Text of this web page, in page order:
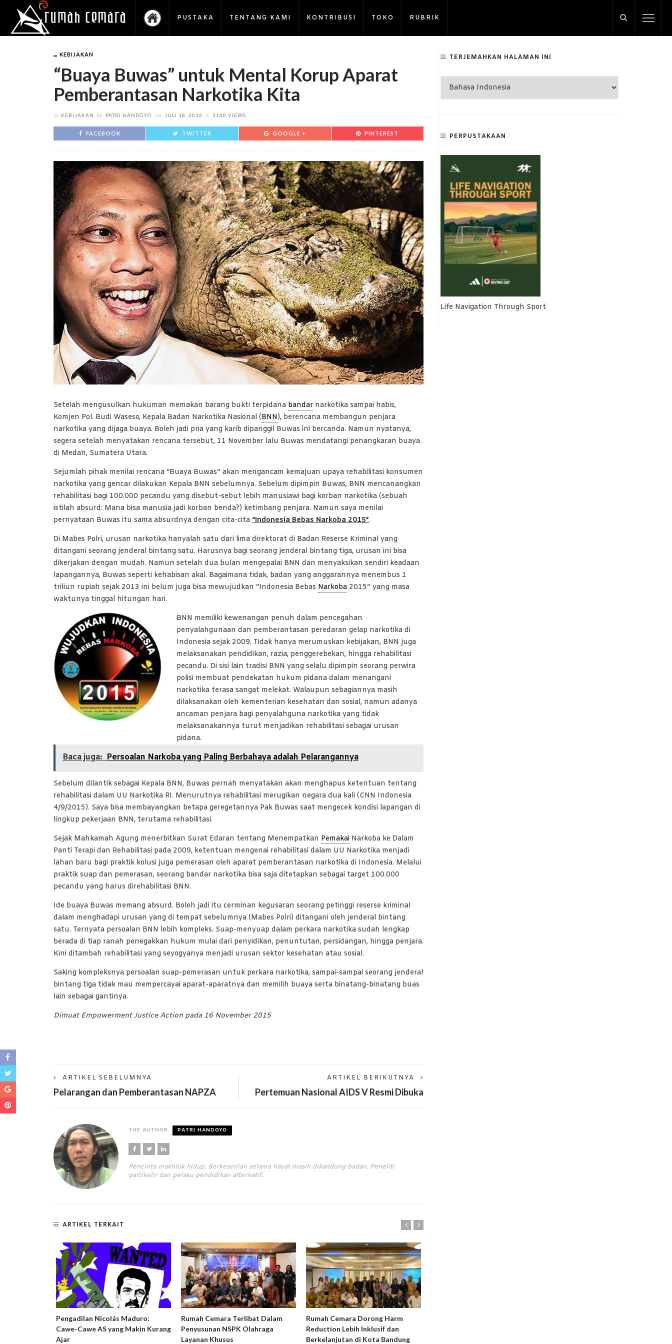
PUSTAKA TENTANG KAMI KONTRIBUSI TOKO RUBRIK
KEBIJAKAN
“Buaya Buwas” untuk Mental Korup Aparat
Pemberantasan Narkotika Kita
KEBIJAKAN by PATRI HANDOYO on JULI 18, 2016 3160 VIEWS
FACEBOOK TWITTER GOOGLE + PINTEREST
Setelah mengusulkan hukuman memakan barang bukti terpidana bandar narkotika sampai habis,
Komjen Pol. Budi Waseso, Kepala Badan Narkotika Nasional (BNN), berencana membangun penjara
narkotika yang dijaga buaya. Boleh jadi pria yang karib dipanggil Buwas ini bercanda. Namun nyatanya,
segera setelah menyatakan rencana tersebut, 11 November lalu Buwas mendatangi penangkaran buaya
di Medan, Sumatera Utara.
Sejumlah pihak menilai rencana “Buaya Buwas” akan mengancam kemajuan upaya rehabilitasi konsumen
narkotika yang gencar dilakukan Kepala BNN sebelumnya. Sebelum dipimpin Buwas, BNN mencanangkan
rehabilitasi bagi 100.000 pecandu yang disebut-sebut lebih manusiawi bagi korban narkotika (sebuah
istilah absurd: Mana bisa manusia jadi korban benda?) ketimbang penjara. Namun saya menilai
pernyataan Buwas itu sama absurdnya dengan cita-cita “Indonesia Bebas Narkoba 2015”.
Di Mabes Polri, urusan narkotika hanyalah satu dari lima direktorat di Badan Reserse Kriminal yang
ditangani seorang jenderal bintang satu. Harusnya bagi seorang jenderal bintang tiga, urusan ini bisa
dikerjakan dengan mudah. Namun setelah dua bulan mengepalai BNN dan menyaksikan sendiri keadaan
lapangannya, Buwas seperti kehabisan akal. Bagaimana tidak, badan yang anggarannya menembus 1
triliun rupiah sejak 2013 ini belum juga bisa mewujudkan “Indonesia Bebas Narkoba 2015” yang masa
waktunya tinggal hitungan hari.
BNN memiliki kewenangan penuh dalam pencegahan
penyalahgunaan dan pemberantasan peredaran gelap narkotika di
Indonesia sejak 2009. Tidak hanya merumuskan kebijakan, BNN juga
melaksanakan pendidikan, razia, penggerebekan, hingga rehabilitasi
pecandu. Di sisi lain tradisi BNN yang selalu dipimpin seorang perwira
polisi membuat pendekatan hukum pidana dalam menangani
narkotika terasa sangat melekat. Walaupun sebagiannya masih
dilaksanakan oleh kementerian kesehatan dan sosial, namun adanya
ancaman penjara bagi penyalahguna narkotika yang tidak
melaksanakannya turut menjadikan rehabilitasi sebagai urusan
pidana.
Baca juga: Persoalan Narkoba yang Paling Berbahaya adalah Pelarangannya
Sebelum dilantik sebagai Kepala BNN, Buwas pernah menyatakan akan menghapus ketentuan tentang
rehabilitasi dalam UU Narkotika RI. Menurutnya rehabilitasi merugikan negara dua kali (CNN Indonesia
4/9/2015). Saya bisa membayangkan betapa geregetannya Pak Buwas saat mengecek kondisi lapangan di
lingkup pekerjaan BNN, terutama rehabilitasi.
Sejak Mahkamah Agung menerbitkan Surat Edaran tentang Menempatkan Pemakai Narkoba ke Dalam
Panti Terapi dan Rehabilitasi pada 2009, ketentuan mengenai rehabilitasi dalam UU Narkotika menjadi
lahan baru bagi praktik kolusi juga pemerasan oleh aparat pemberantasan narkotika di Indonesia. Melalui
praktik suap dan pemerasan, seorang bandar narkotika bisa saja ditetapkan sebagai target 100.000
pecandu yang harus direhabilitasi BNN.
Ide buaya Buwas memang absurd. Boleh jadi itu cerminan kegusaran seorang petinggi reserse kriminal
dalam menghadapi urusan yang di tempat sebelumnya (Mabes Polri) ditangani oleh jenderal bintang
satu. Ternyata persoalan BNN lebih kompleks. Suap-menyuap dalam perkara narkotika sudah lengkap
berada di tiap ranah penegakkan hukum mulai dari penyidikan, penuntutan, persidangan, hingga penjara.
Kini ditambah rehabilitasi yang seyogyanya menjadi urusan sektor kesehatan atau sosial.
Saking kompleksnya persoalan suap-pemerasan untuk perkara narkotika, sampai-sampai seorang jenderal
bintang tiga tidak mau mempercayai aparat-aparatnya dan memilih buaya serta binatang-binatang buas
lain sebagai gantinya.
Dimuat Empowerment Justice Action pada 16 November 2015
ARTIKEL SEBELUMNYA
Pelarangan dan Pemberantasan NAPZA
ARTIKEL BERIKUTNYA
Pertemuan Nasional AIDS V Resmi Dibuka
THE AUTHOR PATRI HANDOYO
Pencinta makhluk hidup. Berkesenian selama hayat masih dikandung badan. Peneliti
partikelir dan pelaku pendidikan alternatif.
ARTIKEL TERKAIT
Pengadilan Nicolás Maduro:
Cawe-Cawe AS yang Makin Kurang
Ajar
Rumah Cemara Terlibat Dalam
Penyusunan NSPK Olahraga
Layanan Khusus
Rumah Cemara Dorong Harm
Reduction Lebih Inklusif dan
Berkelanjutan di Kota Bandung
TERJEMAHKAN HALAMAN INI
PERPUSTAKAAN
Life Navigation Through Sport